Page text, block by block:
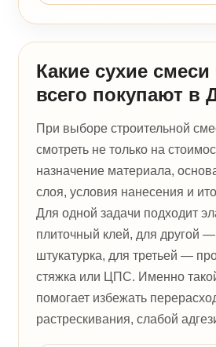
Какие сухие
всего покупают в
При выборе строительной
смотреть не только на
назначение материала,
слоя, условия нанесения и
Для одной задачи подходит
плиточный клей, для другой —
штукатурка, для третьей —
стяжка или ЦПС. Именно
помогает избежать
растрескивания, слабой